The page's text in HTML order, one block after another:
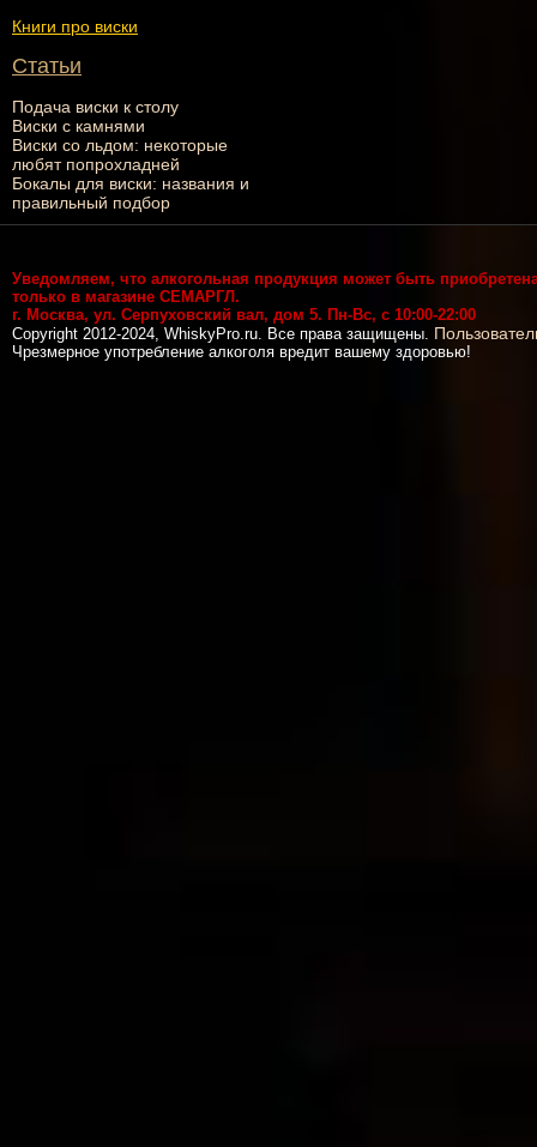
Книги про виски
Статьи
Подача виски к столу
Виски с камнями
Виски со льдом: некоторые
любят попрохладней
Бокалы для виски: названия и
правильный подбор
Уведомляем, что алкогольная продукция может быть
только в магазине СЕМАРГЛ.
г. Москва, ул. Серпуховский вал, дом 5. Пн-Вс, с 10:00-22:00
Copyright 2012-2024, WhiskyPro.ru. Все права защищены.
Чрезмерное употребление алкоголя вредит вашему здоровью!